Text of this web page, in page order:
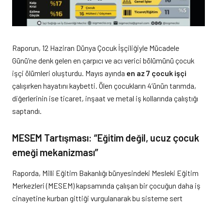
Raporun, 12 Haziran Dünya Çocuk İşçiliğiyle Mücadele
Günü’ne denk gelen en çarpıcı ve acı verici bölümünü çocuk
işçi ölümleri oluşturdu. Mayıs ayında en az 7 çocuk işçi
çalışırken hayatını kaybetti. Ölen çocukların 4’ünün tarımda,
diğerlerinin ise ticaret, inşaat ve metal iş kollarında çalıştığı
saptandı.
MESEM Tartışması: “Eğitim değil, ucuz çocuk
emeği mekanizması”
Raporda, Milli Eğitim Bakanlığı bünyesindeki Mesleki Eğitim
Merkezleri (MESEM) kapsamında çalışan bir çocuğun daha iş
cinayetine kurban gittiği vurgulanarak bu sisteme sert